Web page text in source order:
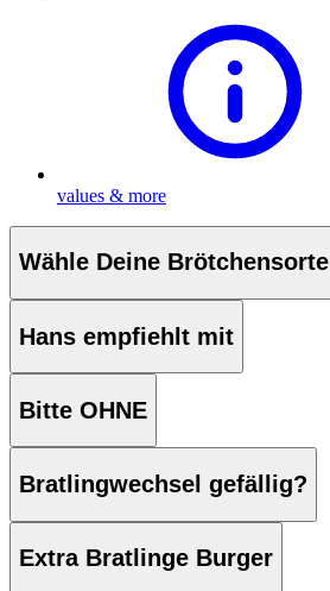
values & more
Wähle Deine Brötchensorte
Hans empfiehlt mit
Bitte OHNE
Bratlingwechsel gefällig?
Extra Bratlinge Burger